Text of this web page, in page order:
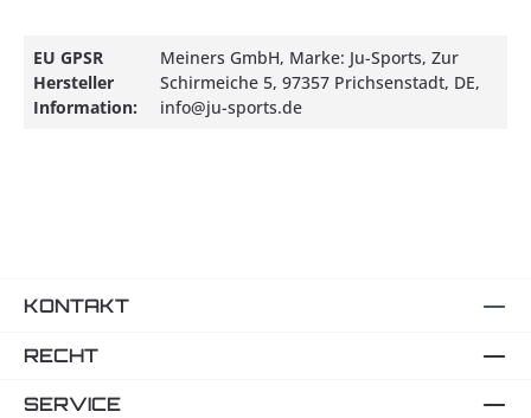
EU GPSR
Hersteller
Information:
Meiners GmbH, Marke: Ju-Sports, Zur
Schirmeiche 5, 97357 Prichsenstadt, DE,
info@ju-sports.de
KONTAKT
RECHT
SERVICE